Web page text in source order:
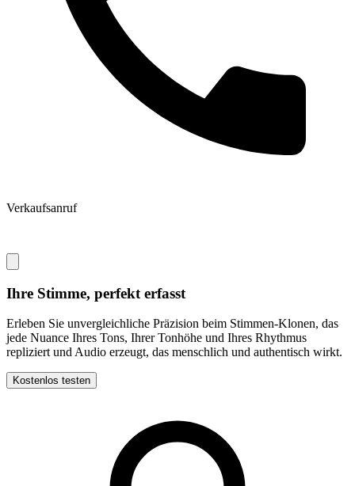
Verkaufsanruf
Ihre Stimme, perfekt erfasst
Erleben Sie unvergleichliche Präzision beim Stimmen-Klonen, das
jede Nuance Ihres Tons, Ihrer Tonhöhe und Ihres Rhythmus
repliziert und Audio erzeugt, das menschlich und authentisch wirkt.
Kostenlos testen